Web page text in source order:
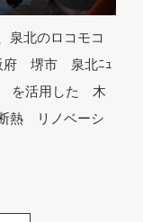
泉北のロコモコ
府 堺市 泉北ﾆｭ
を活用した 木
熱 リノベーシ